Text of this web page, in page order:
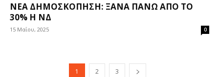
ΝΈΑ ΔΗΜΟΣΚΌΠΗΣΗ: ΞΑΝΆ ΠΆΝΩ ΑΠΌ ΤΟ
30% Η ΝΔ
15 Μαΐου, 2025 0
1 2 3